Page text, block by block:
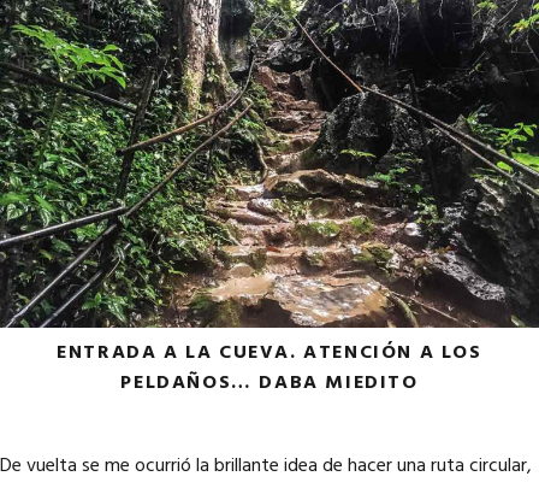
ENTRADA A LA CUEVA. ATENCIÓN A LOS
PELDAÑOS… DABA MIEDITO
De vuelta se me ocurrió la brillante idea de hacer una ruta circular,